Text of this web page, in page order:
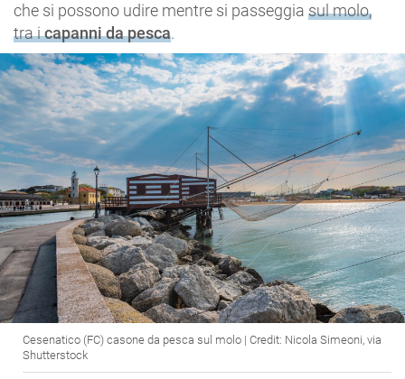
che si possono udire mentre si passeggia sul molo,
tra icapanni da pesca.
Cesenatico (FC) casone da pesca sul molo | Credit: Nicola Simeoni, via
Shutterstock